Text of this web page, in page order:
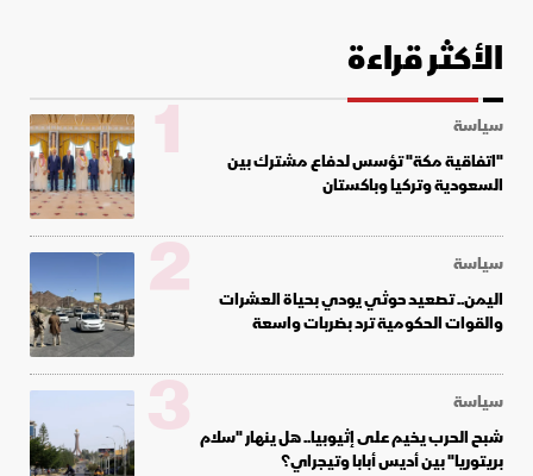
الأكثر قراءة
سياسة
"اتفاقية مكة" تؤسس لدفاع مشترك بين
السعودية وتركيا وباكستان
1
سياسة
اليمن.. تصعيد حوثي يودي بحياة العشرات
والقوات الحكومية ترد بضربات واسعة
2
سياسة
شبح الحرب يخيم على إثيوبيا.. هل ينهار "سلام
بريتوريا" بين أديس أبابا وتيجراي؟
3